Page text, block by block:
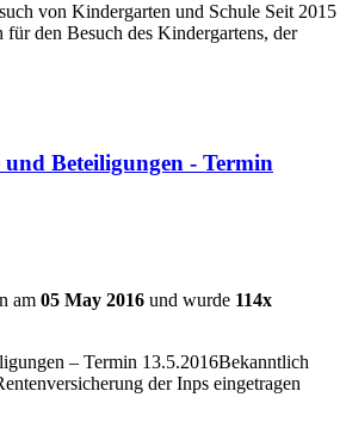
von Kindergarten und Schule Seit 2015
den Besuch des Kindergartens, der
Beteiligungen - Termin
am 05 May 2016 und wurde 114x
– Termin 13.5.2016Bekanntlich
der Inps eingetragen